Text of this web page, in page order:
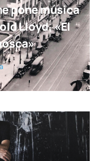
pone música
Lloyd, «El